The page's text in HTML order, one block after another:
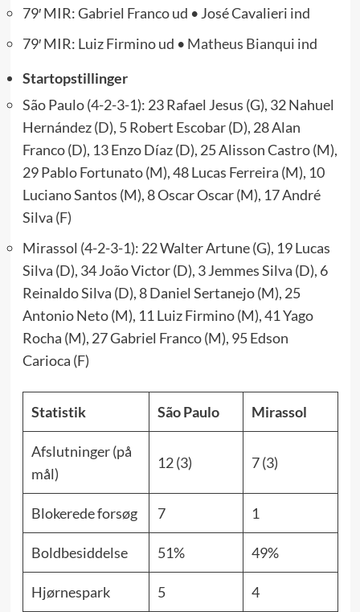
79′ MIR: Gabriel Franco ud • José Cavalieri ind
79′ MIR: Luiz Firmino ud • Matheus Bianqui ind
Startopstillinger
São Paulo (4-2-3-1): 23 Rafael Jesus (G), 32 Nahuel
Hernández (D), 5 Robert Escobar (D), 28 Alan
Franco (D), 13 Enzo Díaz (D), 25 Alisson Castro (M),
29 Pablo Fortunato (M), 48 Lucas Ferreira (M), 10
Luciano Santos (M), 8 Oscar Oscar (M), 17 André
Silva (F)
Mirassol (4-2-3-1): 22 Walter Artune (G), 19 Lucas
Silva (D), 34 João Victor (D), 3 Jemmes Silva (D), 6
Reinaldo Silva (D), 8 Daniel Sertanejo (M), 25
Antonio Neto (M), 11 Luiz Firmino (M), 41 Yago
Rocha (M), 27 Gabriel Franco (M), 95 Edson
Carioca (F)
Statistik São Paulo Mirassol
Afslutninger (på
mål)
12 (3) 7 (3)
Blokerede forsøg 7 1
Boldbesiddelse 51% 49%
Hjørnespark 5 4